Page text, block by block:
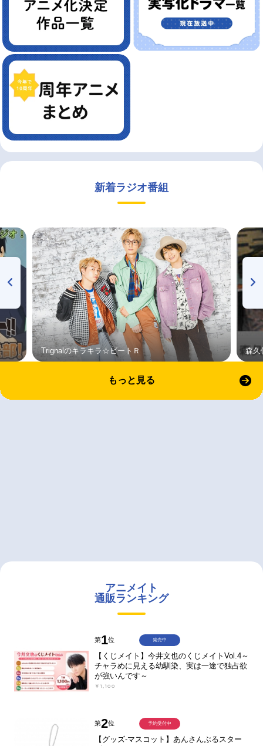
新着ラジオ番組
Trignalのキラキラ☆ビートＲ 森久
もっと見る
アニメイト
通販ランキング
第1位
【くじメイト】今井文也のくじメイトVol.4～
チャラめに見える幼馴染、実は一途で独占欲
が強いんです～
￥1,100
発売中
第2位
【グッズ-マスコット】あんさんぶるスター
予約受付中